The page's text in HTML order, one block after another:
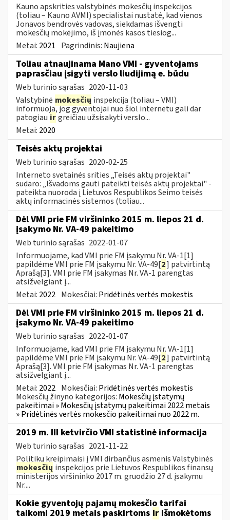
Kauno apskrities valstybinės mokesčių inspekcijos
(toliau – Kauno AVMI) specialistai nustatė, kad vienos
Jonavos bendrovės vadovas, siekdamas išvengti
mokesčių mokėjimo, iš įmonės kasos tiesiog...
Metai: 2021 Pagrindinis: Naujiena
Toliau atnaujinama Mano VMI - gyventojams
paprasčiau įsigyti verslo liudijimą e. būdu
Web turinio sąrašas 2020-11-03
Valstybinė mokesčių inspekcija (toliau – VMI)
informuoja, jog gyventojai nuo šiol internetu gali dar
patogiau irgreičiau užsisakyti verslo...
Metai: 2020
Teisės aktų projektai
Web turinio sąrašas 2020-02-25
Interneto svetainės srities „Teisės aktų projektai"
sudaro: „Išvadoms gauti pateikti teisės aktų projektai" -
pateikta nuoroda į Lietuvos Respublikos Seimo teisės
aktų informacinės sistemos (toliau...
Dėl VMI prie FM viršininko 2015 m. liepos 21 d.
įsakymo Nr. VA-49 pakeitimo
Web turinio sąrašas 2022-01-07
Informuojame, kad VMI prie FM įsakymu Nr. VA-1[1]
papildėme VMI prie FM įsakymu Nr. VA-49[2] patvirtintą
Aprašą[3]. VMI prie FM įsakymas Nr. VA-1 parengtas
atsižvelgiant į...
Metai: 2022 Mokesčiai: Pridėtinės vertės mokestis
Dėl VMI prie FM viršininko 2015 m. liepos 21 d.
įsakymo Nr. VA-49 pakeitimo
Web turinio sąrašas 2022-01-07
Informuojame, kad VMI prie FM įsakymu Nr. VA-1[1]
papildėme VMI prie FM įsakymu Nr. VA-49[2] patvirtintą
Aprašą[3]. VMI prie FM įsakymas Nr. VA-1 parengtas
atsižvelgiant į...
Metai: 2022 Mokesčiai: Pridėtinės vertės mokestis
Mokesčių žinyno kategorijos: Mokesčių įstatymų
pakeitimai » Mokesčių įstatymų pakeitimai 2022 metais
» Pridėtinės vertės mokesčio pakeitimai nuo 2022 m.
2019 m. III ketvirčio VMI statistinė informacija
Web turinio sąrašas 2021-11-22
Politikų kreipimaisi į VMI dirbančius asmenis Valstybinės
mokesčių inspekcijos prie Lietuvos Respublikos finansų
ministerijos viršininko 2017 m. gruodžio 27 d. įsakymu
Nr....
Kokie gyventojų pajamų mokesčio tarifai
taikomi 2019 metais paskirtoms ir išmokėtoms